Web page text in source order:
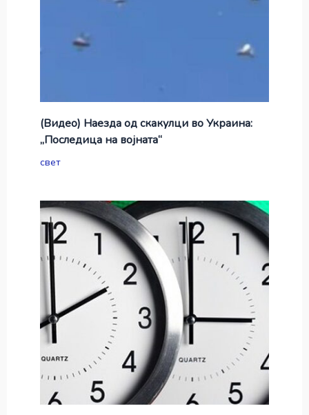
(Видео) Наезда од скакулци во Украина:
„Последица на војната“
свет